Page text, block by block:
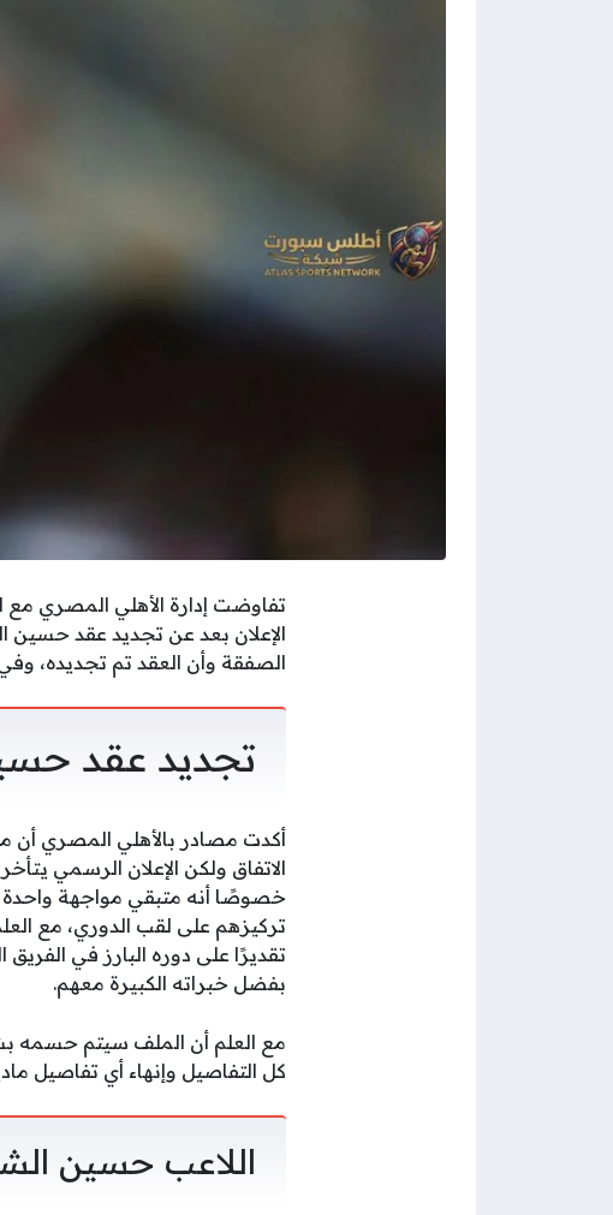
تفاوضت إدارة الأهلي المصري
الإعلان بعد عن تجديد عقد حسين
الصفقة وأن العقد تم تجديده،
تجديد عقد
أكدت مصادر بالأهلي المصري أن
الاتفاق ولكن الإعلان الرسمي
خصوصًا أنه متبقي مواجهة واحدة
تركيزهم على لقب الدوري، مع
تقديرًا على دوره البارز في
بفضل خبراته الكبيرة معهم.
مع العلم أن الملف سيتم حسمه
كل التفاصيل وإنهاء أي تفاصيل
اللاعب حسين